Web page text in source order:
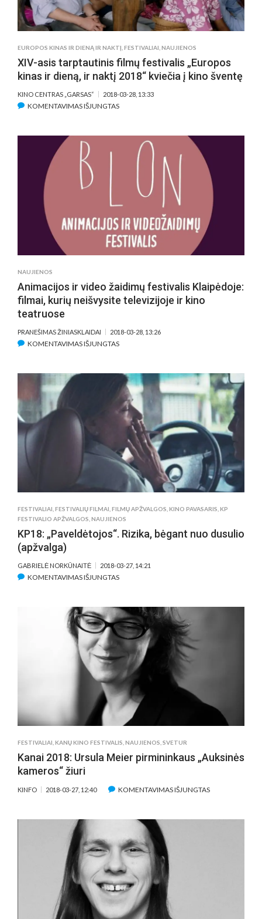
ŠOKIO“
EUROPOS KINAS IR DIENĄ IR NAKTĮ,FESTIVALIAI,NAUJIENOS
XIV-asis tarptautinis filmų festivalis „Europos
kinas ir dieną, ir naktį 2018“ kviečia į kino šventę
KINO CENTRAS „GARSAS“ 2018-03-28, 13:33
KOMENTAVIMAS IŠJUNGTASĮRAŠE
TARPTAUTINIS
FILMŲ
„EUROPOS
KINAS
IR
DIENĄ,
IR
NAKTĮ
2018“
KINO
ŠVENTĘ
NAUJIENOS
Animacijos ir video žaidimų festivalis Klaipėdoje:
filmai, kurių neišvysite televizijoje ir kino
teatruose
PRANEŠIMAS ŽINIASKLAIDAI 2018-03-28, 13:26
KOMENTAVIMAS IŠJUNGTASĮRAŠE
VIDEO
ŽAIDIMŲ
FESTIVALIS
KLAIPĖDOJE:
FILMAI,
KURIŲ
NEIŠVYSITE
TELEVIZIJOJE
KINO
FESTIVALIAI FESTIVALIŲ FILMAI FILMŲ APŽVALGOS KINO PAVASARIS KP
FESTIVALIO APŽVALGOS NAUJIENOS
KP18: „Paveldėtojos“. Rizika, bėgant nuo dusulio
(apžvalga)
GABRIELĖ NORKŪNAITĖ 2018-03-27, 14:21
KOMENTAVIMAS IŠJUNGTASĮRAŠE
RIZIKA,
BĖGANT
NUO
DUSULIO
(APŽVALGA)
FESTIVALIAI KANŲ KINO FESTIVALIS NAUJIENOS SVETUR
Kanai 2018: Ursula Meier pirmininkaus „Auksinės
kameros“ žiuri
KINFO 2018-03-27, 12:40 KOMENTAVIMAS IŠJUNGTASĮRAŠE